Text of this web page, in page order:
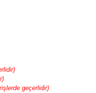
geçerlidir)